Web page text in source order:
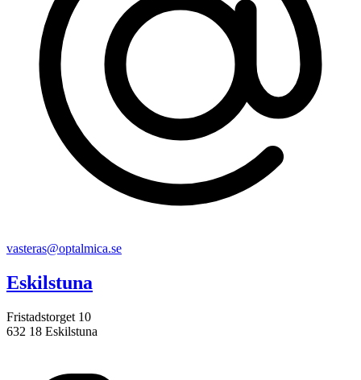
vasteras@optalmica.se
Eskilstuna
Fristadstorget 10
632 18 Eskilstuna